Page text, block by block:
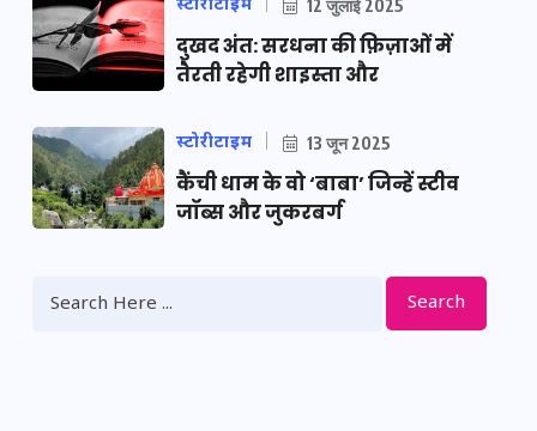
स्टोरीटाइम 12 जुलाई 2025
दुखद अंत: सरधना की फ़िज़ाओं में
तैरती रहेगी शाइस्ता और
स्टोरीटाइम 13 जून 2025
कैंची धाम के वो ‘बाबा’ जिन्हें स्टीव
जॉब्स और जुकरबर्ग
Search